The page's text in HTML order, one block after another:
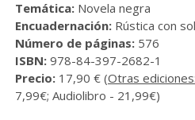
Temática:Novela negra
Encuadernación:Rústica con
Número de páginas:576
ISBN:978-84-397-2682-1
Precio: 17,90 € (Otras ediciones:
7,99€; Audiolibro - 21,99€)